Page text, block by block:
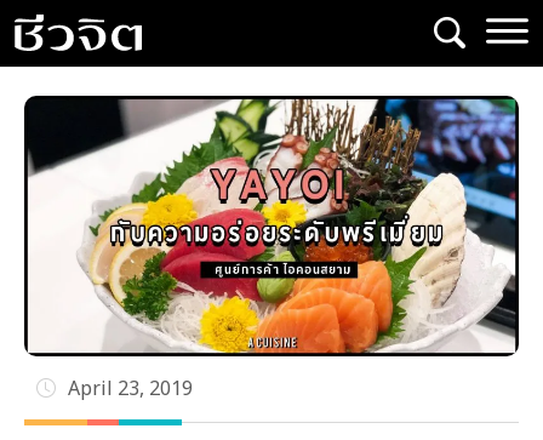
Skip
to
content
April 23, 2019